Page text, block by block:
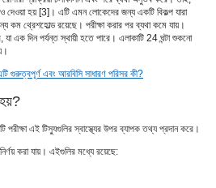
দেওয়া হয় [3]। এটি এমন লোকেদের জন্য একটি বিকল্প যারা
কম থ্রেশহোল্ড রয়েছে। পরীক্ষা করার পর ব্যথা কমে যায়।
এক দিন পর্যন্ত স্থায়ী হতে পারে। এলাকাটি 24 ঘন্টা শুকনো
গুরুত্বপূর্ণ এবং আরবিসি সাধারণ পরিসর কী?
এই টিস্যুগুলির স্বাস্থ্যের উপর ব্যাপক তথ্য প্রদান করে।
করা যায়। এইগুলির মধ্যে রয়েছে: